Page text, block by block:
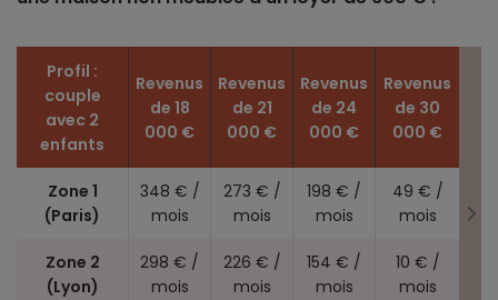
Profil :
couple
avec 2
enfants
Revenus
de 18
000 €
Revenus
de 21
000 €
Revenus
de 24
000 €
Revenus
de 30
000 €
Zone 1
(Paris)
348 € /
mois
273 € /
mois
198 € /
mois
49 € /
mois
Zone 2
(Lyon)
298 € /
mois
226 € /
mois
154 € /
mois
10 € /
mois